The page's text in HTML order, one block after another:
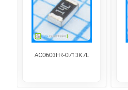
AC0603FR-0713K7L